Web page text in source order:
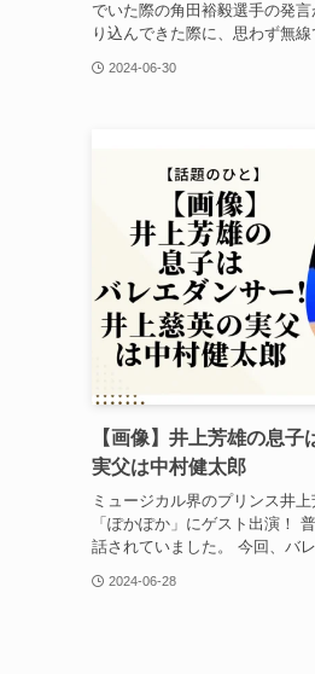
でいた際の角田裕毅選手の発
り込んできた際に、思わず無
2024-06-30
【画像】井上芳雄の息
実父は中村健太郎
ミュージカル界のプリンス井
「ぽかぽか」にゲスト出演！
話されていました。 今回、バ
2024-06-28